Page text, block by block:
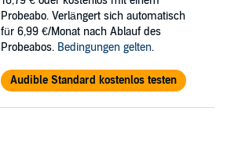
Probeabo. Verlängert sich automatisch
für 6,99 €/Monat nach Ablauf des
Probeabos. Bedingungen gelten.
Audible Standard kostenlos testen